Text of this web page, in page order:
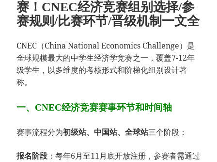
赛！CNEC经济竞赛组别选择/参
赛规则/比赛环节​/晋级机制一文全
​CNEC（China National Economics Challenge）是
全球规模最大的中学生经济学竞赛之一，覆盖7-12年
级学生，以多维度的考核形式和阶梯化组别设计著
称。
一、CNEC经济竞赛赛事环节和时间轴​
赛事流程分为​​初级站、中国站、全球站​​三个阶段：
​报名阶段​ ​：每年6月至11月底开放注册，参赛者需通过